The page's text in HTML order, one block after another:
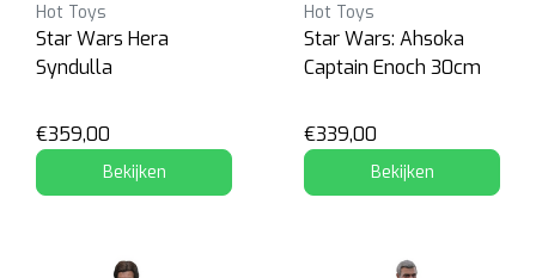
Hot Toys
Star Wars Hera
Syndulla
€359,00
Bekijken
Hot Toys
Star Wars: Ahsoka
Captain Enoch 30cm
€339,00
Bekijken